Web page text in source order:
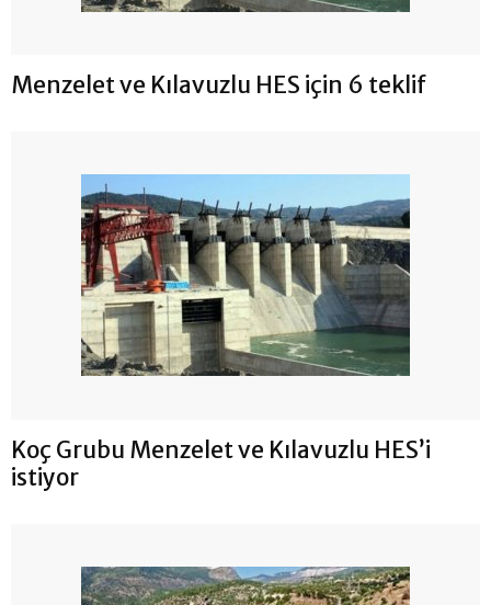
Menzelet ve Kılavuzlu HES için 6 teklif
Koç Grubu Menzelet ve Kılavuzlu HES’i
istiyor